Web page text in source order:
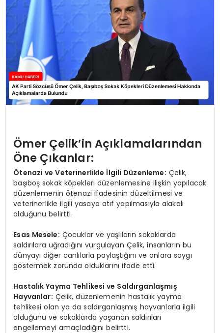
Ömer Çelik’in Açıklamalarından
Öne Çıkanlar:
Ötenazi ve Veterinerlikle İlgili Düzenleme: Çelik,
başıboş sokak köpekleri düzenlemesine ilişkin yapılacak
düzenlemenin ötenazi ifadesinin düzeltilmesi ve
veterinerlikle ilgili yasaya atıf yapılmasıyla alakalı
olduğunu belirtti.
Esas Mesele: Çocuklar ve yaşlıların sokaklarda
saldırılara uğradığını vurgulayan Çelik, insanların bu
dünyayı diğer canlılarla paylaştığını ve onlara saygı
göstermek zorunda olduklarını ifade etti.
Hastalık Yayma Tehlikesi ve Saldırganlaşmış
Hayvanlar: Çelik, düzenlemenin hastalık yayma
tehlikesi olan ya da saldırganlaşmış hayvanlarla ilgili
olduğunu ve sokaklarda yaşanan saldırıları
engellemeyi amaçladığını belirtti.